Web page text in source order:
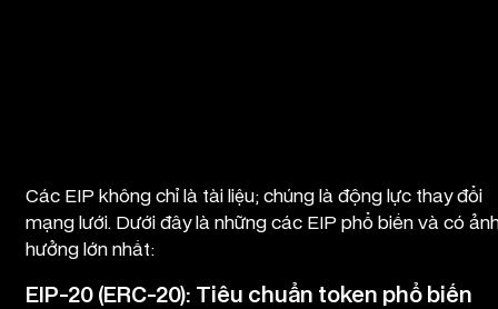
Các EIP không chỉ là tài liệu; chúng là động lực thay đổi
mạng lưới. Dưới đây là những các EIP phổ biến và có
hưởng lớn nhất:
EIP-20 (ERC-20): Tiêu chuẩn token phổ biến